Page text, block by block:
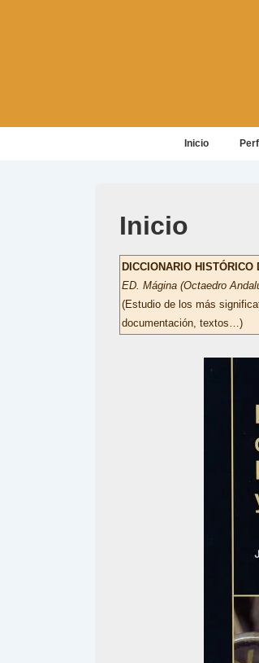
Navegación
Inicio
Inicio
DICCIONARIO
ED. Mágina (Octaedro
(Estudio de los más
documentación, textos…)